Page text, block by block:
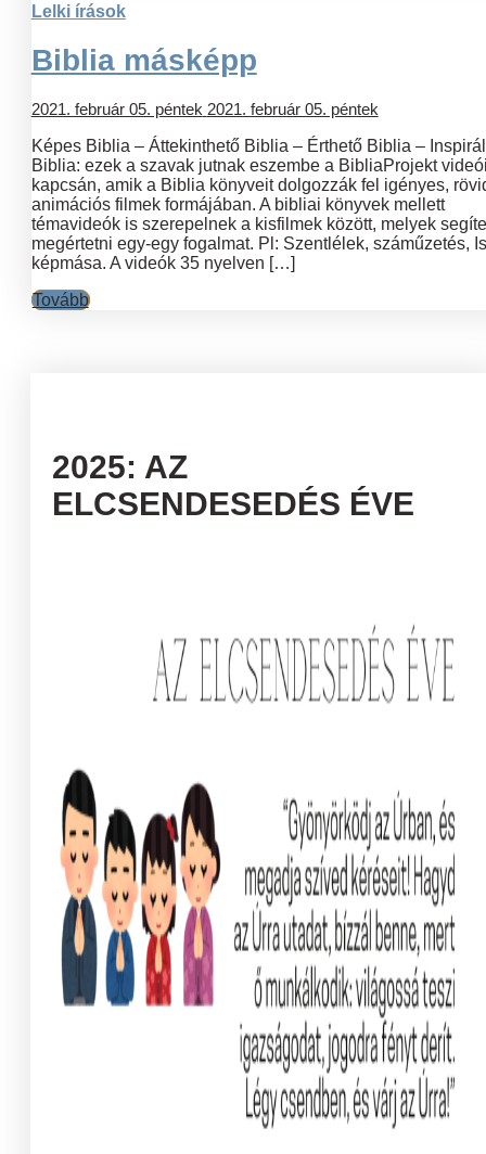
Lelki írások
Biblia másképp
2021. február 05. péntek 2021. február 05. péntek
Képes Biblia – Áttekinthető Biblia – Érthető Biblia –
Biblia: ezek a szavak jutnak eszembe a BibliaProjekt
kapcsán, amik a Biblia könyveit dolgozzák fel igényes,
animációs filmek formájában. A bibliai könyvek mellett
témavideók is szerepelnek a kisfilmek között, melyek
megértetni egy-egy fogalmat. Pl: Szentlélek, száműzetés,
képmása. A videók 35 nyelven […]
Tovább
2025: AZ
ELCSENDESEDÉS ÉVE